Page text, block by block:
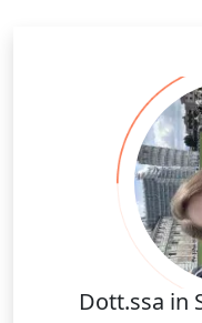
Dott.ssa in